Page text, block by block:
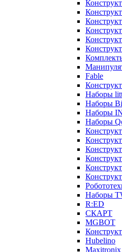
Fable
Наборы
Наборы
Наборы
Наборы
Наборы
R:ED
СКАРТ
MGBOT
Hubelino
Maxitronix